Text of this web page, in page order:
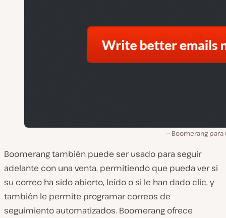
Boomerang para
Boomerang también puede ser usado para seguir
adelante con una venta, permitiendo que pueda ver si
su correo ha sido abierto, leído o si le han dado clic, y
también le permite programar correos de
seguimiento automatizados. Boomerang ofrece